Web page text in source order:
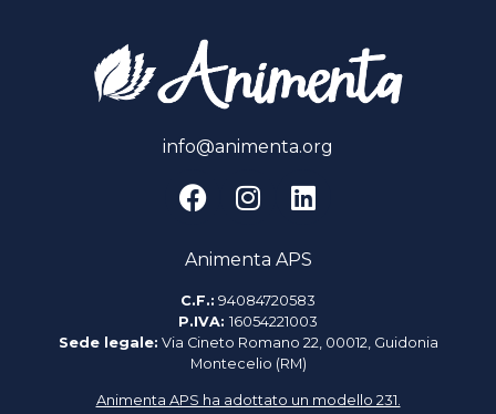
info@animenta.org
Animenta APS
C.F.: 94084720583
P.IVA: 16054221003
Sede legale: Via Cineto Romano 22, 00012, Guidonia
Montecelio (RM)
Animenta APS ha adottato un modello 231.